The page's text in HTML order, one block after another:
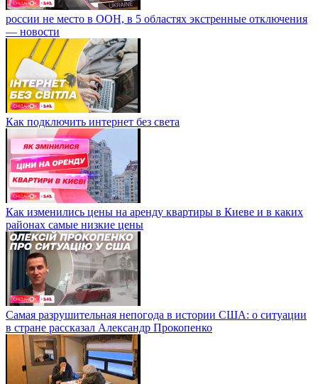
россии не место в ООН, в 5 областях экстренные отключения
— новости
Как подключить интернет без света
Как изменились цены на аренду квартиры в Киеве и в каких
районах самые низкие цены
Самая разрушительная непогода в истории США: о ситуации
в стране рассказал Александр Прокопенко